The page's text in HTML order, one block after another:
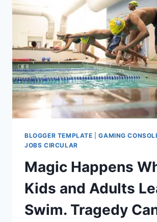
DAYS.
COULD
SURGEONS
TRANSPLANT
IT?
BLOGGER TEMPLATE |GAMING
JOBS CIRCULAR
Magic Happens
Kids and Adults
Swim. Tragedy